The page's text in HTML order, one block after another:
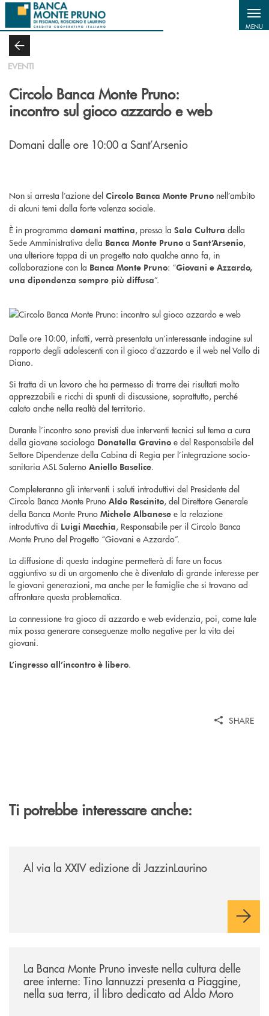
Salta al contenuto principale
MENU
EVENTI
Circolo Banca Monte Pruno:
incontro sul gioco azzardo e web
Domani dalle ore 10:00 a Sant’Arsenio
Non si arresta l’azione del Circolo Banca Monte Pruno nell’ambito
di alcuni temi dalla forte valenza sociale.
È in programma domani mattina, presso la Sala Cultura della
Sede Amministrativa della Banca Monte Pruno a Sant’Arsenio,
una ulteriore tappa di un progetto nato qualche anno fa, in
collaborazione con la Banca Monte Pruno: “Giovani e Azzardo,
una dipendenza sempre più diffusa”.
Dalle ore 10:00, infatti, verrà presentata un’interessante indagine sul
rapporto degli adolescenti con il gioco d’azzardo e il web nel Vallo di
Diano.
Si tratta di un lavoro che ha permesso di trarre dei risultati molto
apprezzabili e ricchi di spunti di discussione, soprattutto, perché
calato anche nella realtà del territorio.
Durante l’incontro sono previsti due interventi tecnici sul tema a cura
della giovane sociologa Donatella Gravino e del Responsabile del
Settore Dipendenze della Cabina di Regia per l’integrazione socio-
sanitaria ASL Salerno Aniello Baselice.
Completeranno gli interventi i saluti introduttivi del Presidente del
Circolo Banca Monte Pruno Aldo Rescinito, del Direttore Generale
della Banca Monte Pruno Michele Albanese e la relazione
introduttiva di Luigi Macchia, Responsabile per il Circolo Banca
Monte Pruno del Progetto “Giovani e Azzardo”.
La diffusione di questa indagine permetterà di fare un focus
aggiuntivo su di un argomento che è diventato di grande interesse per
le giovani generazioni, ma anche per le famiglie che si trovano ad
affrontare questa problematica.
La connessione tra gioco di azzardo e web evidenzia, poi, come tale
mix possa generare conseguenze molto negative per la vita dei
giovani.
L’ingresso all’incontro è libero.
SHARE
Ti potrebbe interessare anche:
Al via la XXIV edizione di JazzinLaurino
La Banca Monte Pruno investe nella cultura delle
aree interne: Tino Iannuzzi presenta a Piaggine,
nella sua terra, il libro dedicato ad Aldo Moro